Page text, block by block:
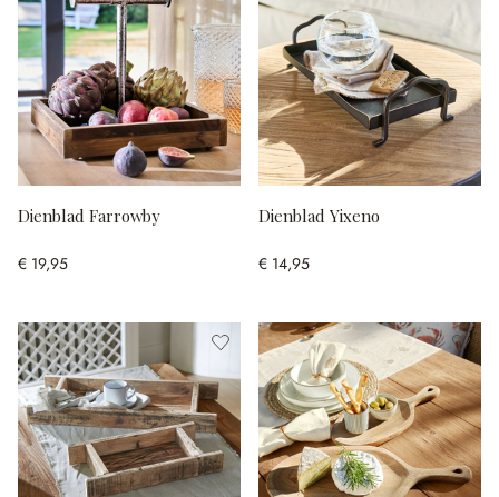
Dienblad Farrowby
€ 19,95
Dienblad Yixeno
€ 14,95